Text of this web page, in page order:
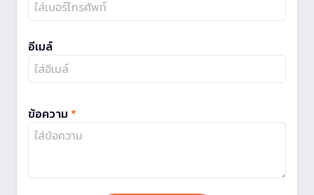
อีเมล์
ข้อความ *